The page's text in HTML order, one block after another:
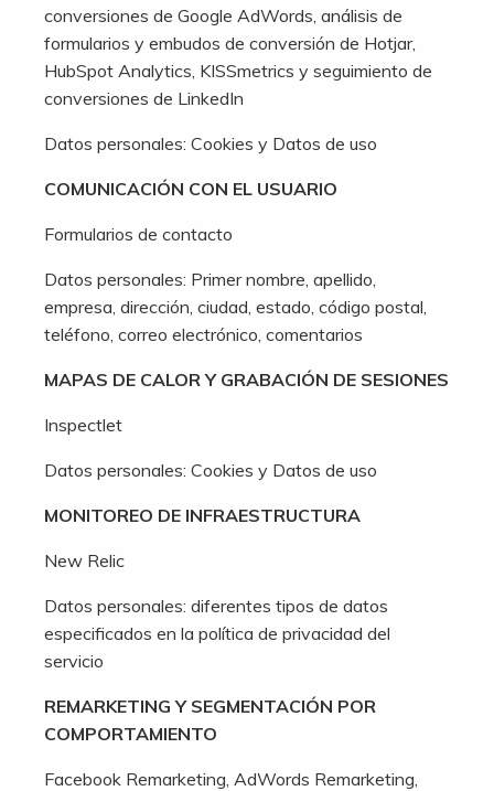
conversiones de Google AdWords, análisis de
formularios y embudos de conversión de Hotjar,
HubSpot Analytics, KISSmetrics y seguimiento de
conversiones de LinkedIn
Datos personales: Cookies y Datos de uso
COMUNICACIÓN CON EL USUARIO
Formularios de contacto
Datos personales: Primer nombre, apellido,
empresa, dirección, ciudad, estado, código postal,
teléfono, correo electrónico, comentarios
MAPAS DE CALOR Y GRABACIÓN DE SESIONES
Inspectlet
Datos personales: Cookies y Datos de uso
MONITOREO DE INFRAESTRUCTURA
New Relic
Datos personales: diferentes tipos de datos
especificados en la política de privacidad del
servicio
REMARKETING Y SEGMENTACIÓN POR
COMPORTAMIENTO
Facebook Remarketing, AdWords Remarketing,